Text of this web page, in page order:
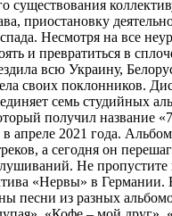
существования
приостановку
Несмотря на все
и превратиться в
всю Украину,
своих поклонников.
семь студийных
получил название
апреле 2021 года.
а сегодня он
Не пропустите
«Нервы» в Германии.
песни из разных